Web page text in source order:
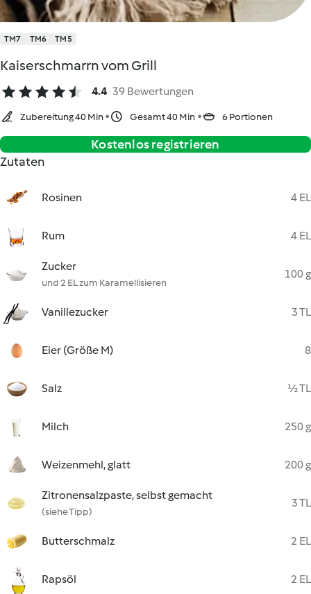
TM7 TM6 TM5
Kaiserschmarrn vom Grill
4.4 39 Bewertungen
Zubereitung 40 Min Gesamt 40 Min 6 Portionen
Kostenlos registrieren
Zutaten
Rosinen 4 EL
Rum 4 EL
Zucker
und 2 EL zum Karamellisieren
100 g
Vanillezucker 3 TL
Eier (Größe M) 8
Salz ½ TL
Milch 250 g
Weizenmehl, glatt 200 g
Zitronensalzpaste, selbst gemacht
(siehe Tipp)
3 TL
Butterschmalz 2 EL
Rapsöl 2 EL